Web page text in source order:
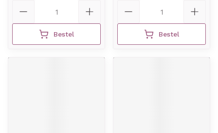
Bestel Bestel